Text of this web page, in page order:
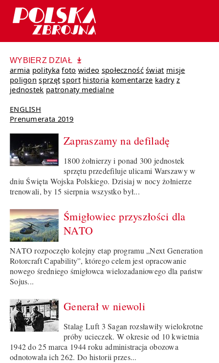
WYBIERZ DZIAŁ
armia polityka foto wideo społeczność świat misje
poligon sprzęt sport historia komentarze kadry z
jednostek patronaty medialne
ENGLISH
Prenumerata 2019
Zapraszamy na defiladę
1800 żołnierzy i ponad 300 jednostek
sprzętu przedefiluje ulicami Warszawy w
dniu Święta Wojska Polskiego. Dzisiaj w nocy żołnierze
trenowali, by 15 sierpnia wszystko był...
Śmigłowiec przyszłości dla
NATO
NATO rozpoczęło kolejny etap programu „Next Generation
Rotorcraft Capability”, którego celem jest opracowanie
nowego średniego śmigłowca wielozadaniowego dla państw
Sojus...
Generał w niewoli
Stalag Luft 3 Sagan rozsławiły wielokrotne
próby ucieczek. W okresie od 10 kwietnia
1942 do 25 marca 1944 roku administracja obozowa
odnotowała ich 262. Do historii przes...